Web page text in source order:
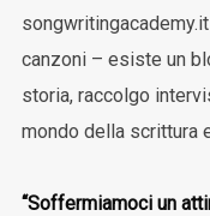
canzoni – esiste un
storia, raccolgo
mondo della scrittura
“Soffermiamoci un